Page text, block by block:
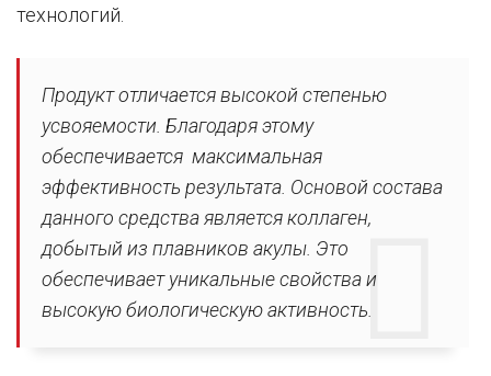
технологий.
Продукт отличается высокой степенью
усвояемости. Благодаря этому
обеспечивается максимальная
эффективность результата. Основой состава
данного средства является коллаген,
добытый из плавников акулы. Это
обеспечивает уникальные свойства и
высокую биологическую активность.